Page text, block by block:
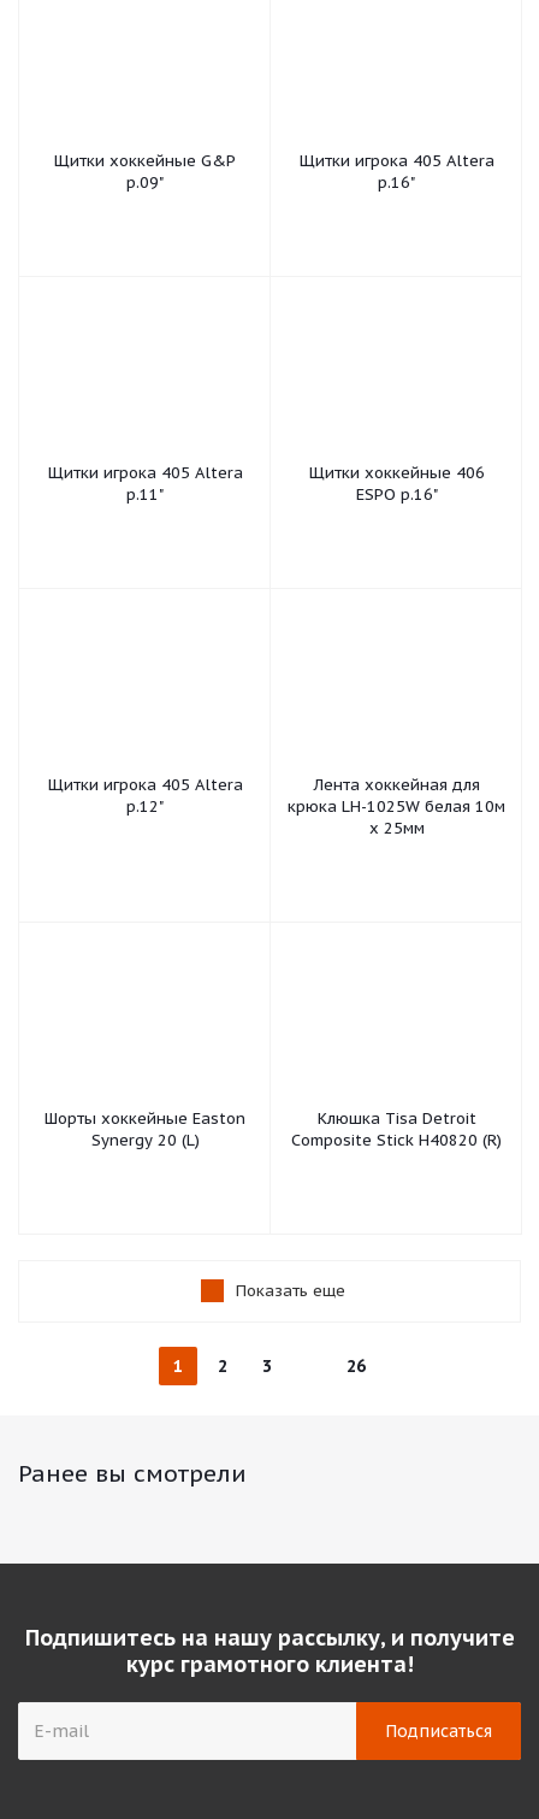
Щитки хоккейные G&P
р.09"
Щитки игрока 405 Altera
р.16"
Щитки игрока 405 Altera
р.11"
Щитки хоккейные 406
ESPO р.16"
Щитки игрока 405 Altera
р.12"
Лента хоккейная для
крюка LH-1025W белая 10м
х 25мм
Шорты хоккейные Easton
Synergy 20 (L)
Клюшка Tisa Detroit
Composite Stick H40820 (R)
Показать еще
1 2 3 26
Ранее вы смотрели
Подпишитесь на нашу рассылку, и получите
курс грамотного клиента!